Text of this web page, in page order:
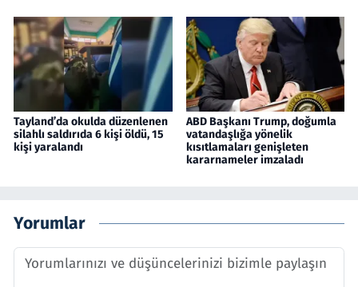
Tayland’da okulda düzenlenen
silahlı saldırıda 6 kişi öldü, 15
kişi yaralandı
ABD Başkanı Trump, doğumla
vatandaşlığa yönelik
kısıtlamaları genişleten
kararnameler imzaladı
Yorumlar